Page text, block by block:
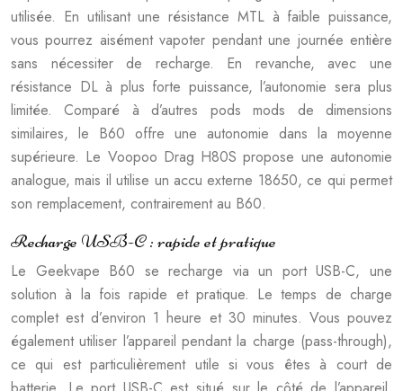
utilisée. En utilisant une résistance MTL à faible puissance,
vous pourrez aisément vapoter pendant une journée entière
sans nécessiter de recharge. En revanche, avec une
résistance DL à plus forte puissance, l’autonomie sera plus
limitée. Comparé à d’autres pods mods de dimensions
similaires, le B60 offre une autonomie dans la moyenne
supérieure. Le Voopoo Drag H80S propose une autonomie
analogue, mais il utilise un accu externe 18650, ce qui permet
son remplacement, contrairement au B60.
Recharge USB-C : rapide et pratique
Le Geekvape B60 se recharge via un port USB-C, une
solution à la fois rapide et pratique. Le temps de charge
complet est d’environ 1 heure et 30 minutes. Vous pouvez
également utiliser l’appareil pendant la charge (pass-through),
ce qui est particulièrement utile si vous êtes à court de